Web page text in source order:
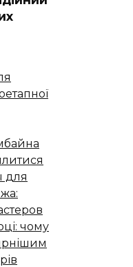
для
чому